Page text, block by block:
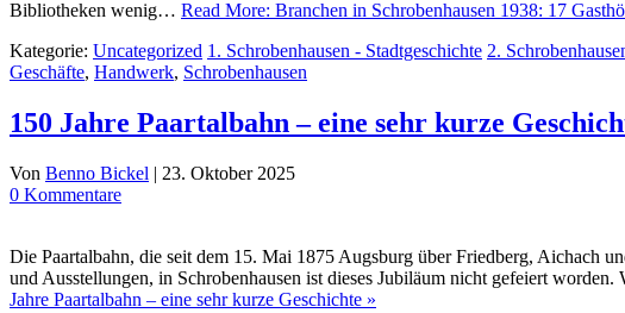
Bibliotheken wenig… Read More: Branchen in Schrobenhausen 1938: 17
Kategorie: Uncategorized 1. Schrobenhausen - Stadtgeschichte 2.
Geschäfte, Handwerk, Schrobenhausen
150 Jahre Paartalbahn – eine sehr kurze
Von Benno Bickel | 23. Oktober 2025
0 Kommentare
Die Paartalbahn, die seit dem 15. Mai 1875 Augsburg über Friedberg, Aichach
und Ausstellungen, in Schrobenhausen ist dieses Jubiläum nicht gefeiert
Jahre Paartalbahn – eine sehr kurze Geschichte »